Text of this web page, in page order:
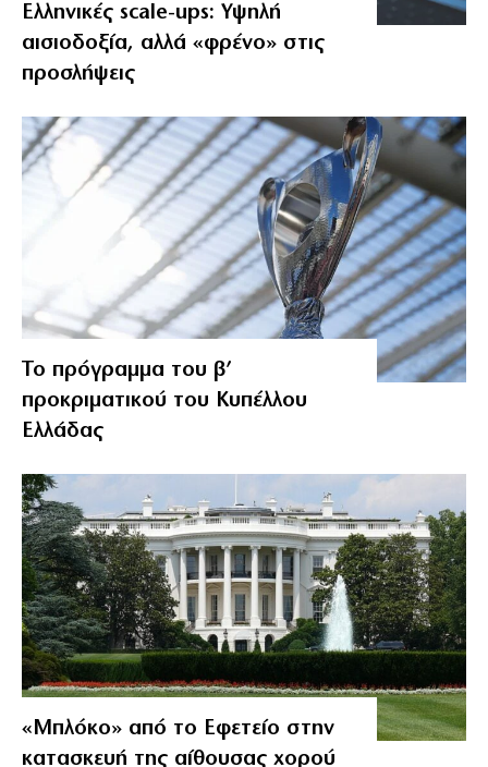
Ελληνικές scale-ups: Υψηλή
αισιοδοξία, αλλά «φρένο» στις
προσλήψεις
Το πρόγραμμα του β’
προκριματικού του Κυπέλλου
Ελλάδας
«Μπλόκο» από το Εφετείο στην
κατασκευή της αίθουσας χορού